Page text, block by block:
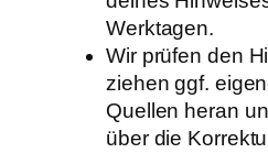
Werktagen.
Wir prüfen den
ziehen ggf.
Quellen heran
über die